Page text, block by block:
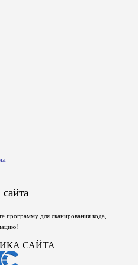
программу для сканирования кода,
САЙТА